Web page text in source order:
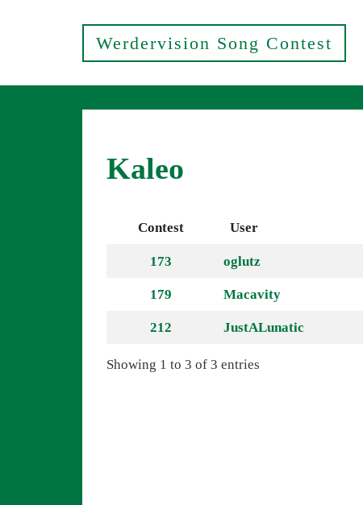
Werdervision Song Contest
Kaleo
Contest User
173 oglutz
179 Macavity
212 JustALunatic
Showing 1 to 3 of 3 entries